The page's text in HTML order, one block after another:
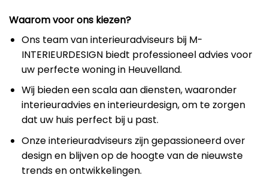
Waarom voor ons kiezen?
Ons team van interieuradviseurs bij M-
INTERIEURDESIGN biedt professioneel advies voor
uw perfecte woning in Heuvelland.
Wij bieden een scala aan diensten, waaronder
interieuradvies en interieurdesign, om te zorgen
dat uw huis perfect bij u past.
Onze interieuradviseurs zijn gepassioneerd over
design en blijven op de hoogte van de nieuwste
trends en ontwikkelingen.